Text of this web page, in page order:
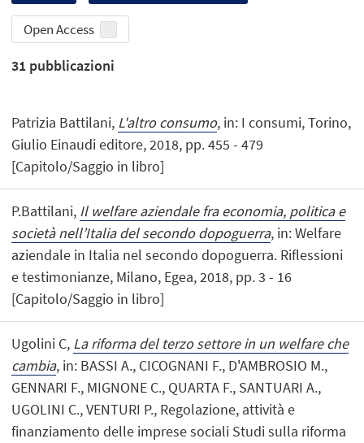
Open Access
31 pubblicazioni
Patrizia Battilani, L'altro consumo, in: I consumi, Torino,
Giulio Einaudi editore, 2018, pp. 455 - 479
[Capitolo/Saggio in libro]
P.Battilani, Il welfare aziendale fra economia, politica e
società nell’Italia del secondo dopoguerra, in: Welfare
aziendale in Italia nel secondo dopoguerra. Riflessioni
e testimonianze, Milano, Egea, 2018, pp. 3 - 16
[Capitolo/Saggio in libro]
Ugolini C, La riforma del terzo settore in un welfare che
cambia, in: BASSI A., CICOGNANI F., D'AMBROSIO M.,
GENNARI F., MIGNONE C., QUARTA F., SANTUARI A.,
UGOLINI C., VENTURI P., Regolazione, attività e
finanziamento delle imprese sociali Studi sulla riforma